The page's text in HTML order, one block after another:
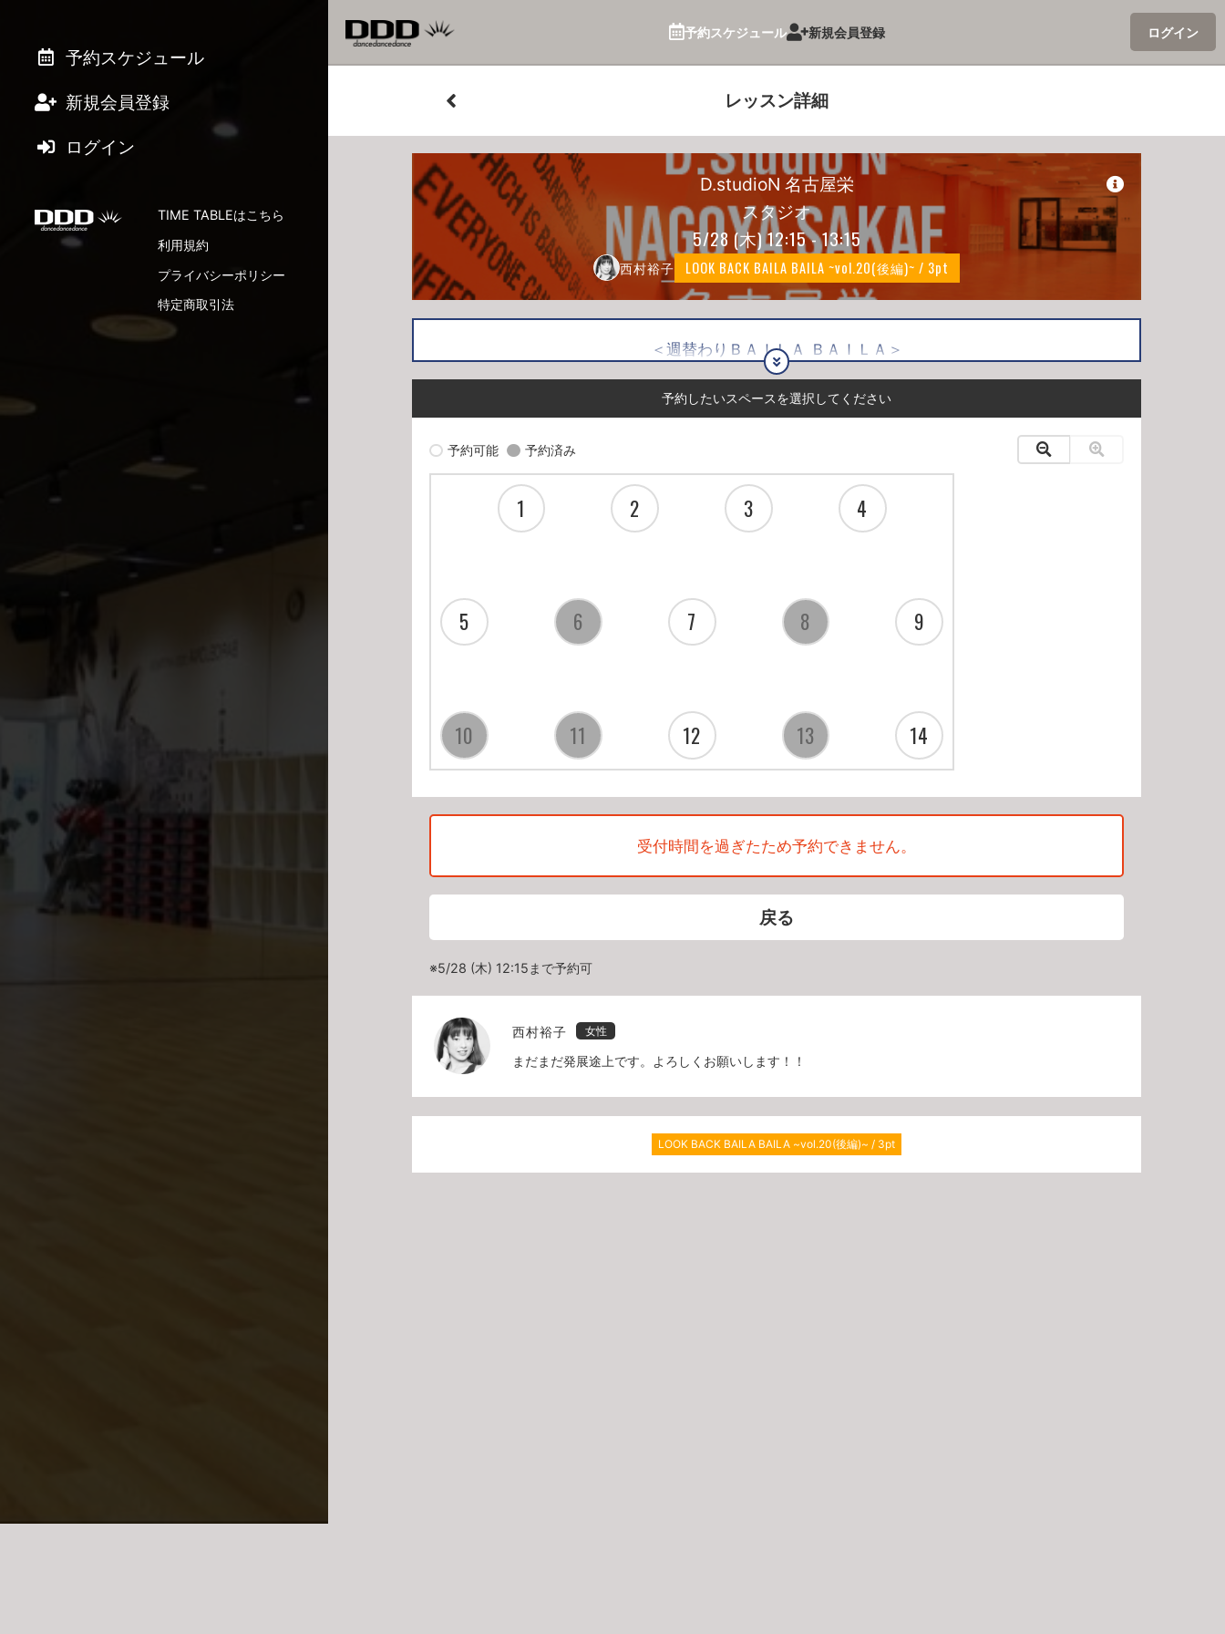
予約スケジュール 新規会員登録 ログイン
レッスン詳細
D.studioN 名古屋栄
スタジオ
5/28 (木) 12:15 - 13:15
西村裕子 LOOK BACK BAILA BAILA ~vol.20(後編)~ / 3pt
＜週替わりＢＡＩＬＡ ＢＡＩＬＡ＞
【REAL】
7日：ＢＡＩＬＡ ＢＡＩＬＡ×DDD WORKOUTスクール60～BAILAR'S CONTEST ２０２６＃6課題
曲⑨⑩～
14日：ＬＯＯＫ BACK BAILA BAILA～vol.20(前編)～☆スタンプラリー対象レッスン
28日：ＬＯＯＫ BACK BAILA BAILA～vol.20(後編)～☆スタンプラリー対象レッスン
西村裕子（3pt）
予約したいスペースを選択してください
予約可能 予約済み
1 2 3 4
5 6 7 8 9
10 11 12 13 14
受付時間を過ぎたため予約できません。
戻る
※5/28 (木) 12:15まで予約可
西村裕子 女性
まだまだ発展途上です。よろしくお願いします！！
LOOK BACK BAILA BAILA ~vol.20(後編)~ / 3pt
予約スケジュール
新規会員登録
ログイン
TIME TABLEはこちら
利用規約
プライバシーポリシー
特定商取引法